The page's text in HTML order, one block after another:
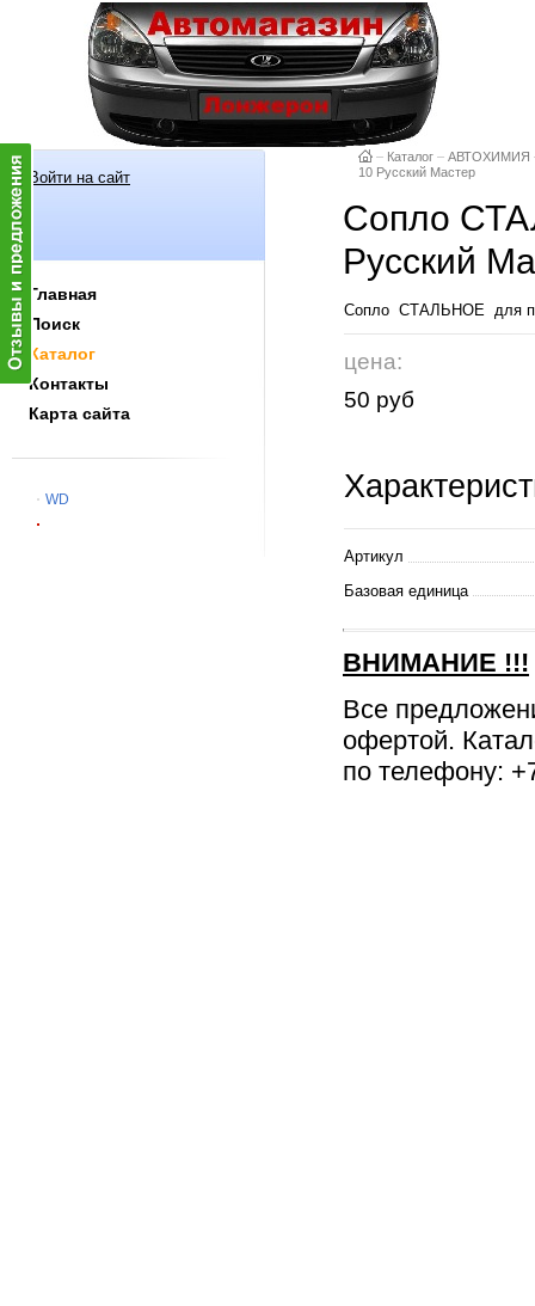
Войти на сайт
Главная
Поиск
Каталог
Контакты
Карта сайта
WD
– Каталог – АВТОХИМИЯ
10 Русский Мастер
Сопло
Русский
Сопло СТАЛЬНОЕ для
цена:
50 руб
Артикул
Базовая единица
ВНИМАНИЕ !!!
Все
офертой.
по телефону: